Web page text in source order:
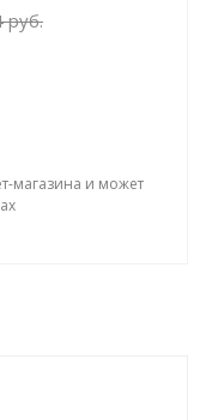
руб.
магазина и может